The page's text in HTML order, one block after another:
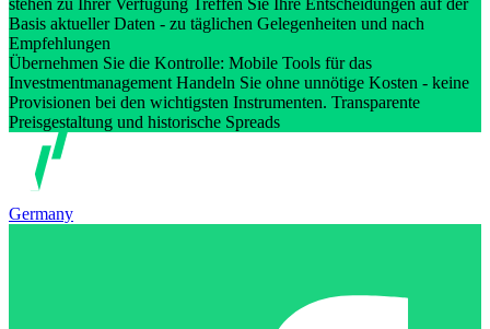
stehen zu Ihrer Verfügung Treffen Sie Ihre Entscheidungen auf der
Basis aktueller Daten - zu täglichen Gelegenheiten und nach
Empfehlungen
Übernehmen Sie die Kontrolle: Mobile Tools für das
Investmentmanagement Handeln Sie ohne unnötige Kosten - keine
Provisionen bei den wichtigsten Instrumenten. Transparente
Preisgestaltung und historische Spreads
Germany